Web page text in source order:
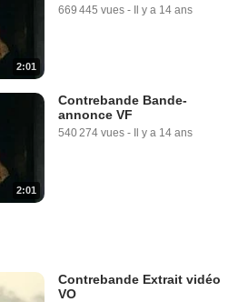
2:01
669 445 vues - Il y a 14 ans
2:01
Contrebande Bande-
annonce VF
540 274 vues - Il y a 14 ans
Contrebande Extrait vidéo
VO